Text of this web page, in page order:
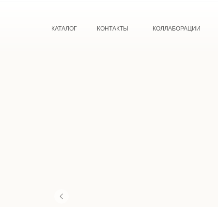
КАТАЛОГ КОНТАКТЫ КОЛЛАБОРАЦИИ